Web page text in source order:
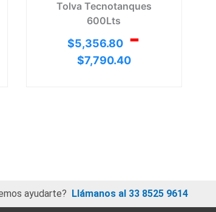
Tolva Tecnotanques
600Lts
$5,356.80 -
$7,790.40
ayudarte? Llámanos al 33 8525 9614